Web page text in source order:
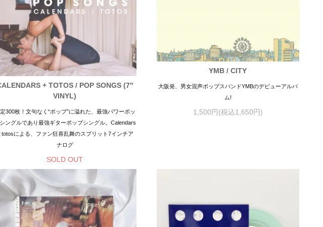
+ TOTOS / POP SONGS (7″
VINYL)
300枚！文句なく“ポップ”に溢れた、最強パワーポッ
ングルであり最強ギターポップシングル。Calendars
totosによる、ファン狂喜乱舞のスプリット7インチア
ナログ
SOLD OUT
YMB / CITY
大阪発、男女混声ポップスバンドYMBのデビューアルバ
ム!
1,500円(税込1,650円)